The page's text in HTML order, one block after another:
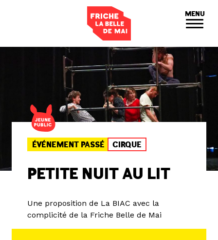
MENU
ÉVÉNEMENT PASSÉ CIRQUE
PETITE NUIT AU LIT
Une proposition de La BIAC avec la
complicité de la Friche Belle de Mai
Panneau de gestion des cookies